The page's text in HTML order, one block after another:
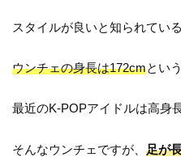
スタイルが良いと知られてい
ウンチェの身長は172cmとい
最近のK-POPアイドルは高身
そんなウンチェですが、足が